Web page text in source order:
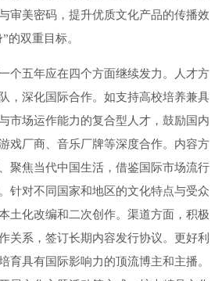
审美密码，提升优质文化产品的传播效
的双重目标。
五年应在四个方面继续发力。人才方
，深化国际合作。如支持高校培养兼具
市场运作能力的复合型人才，鼓励国内
戏厂商、音乐厂牌等深度合作。内容方
聚焦当代中国生活，借鉴国际市场流行
针对不同国家和地区的文化特点与受众
土化改编和二次创作。渠道方面，积极
关系，签订长期内容发行协议。更好利
育具有国际影响力的顶流博主和主播。